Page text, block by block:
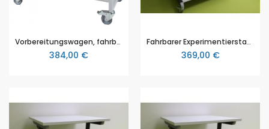
Vorbereitungswagen, fahrbar mit 2 Ablegeböden (BxHxT 100 x 90 x 60 cm)
384,00 €
Fahrbarer Experimentierstand (90 x 75 cm), Tischplatte 30 mm stark mit PP-Kante
369,00 €